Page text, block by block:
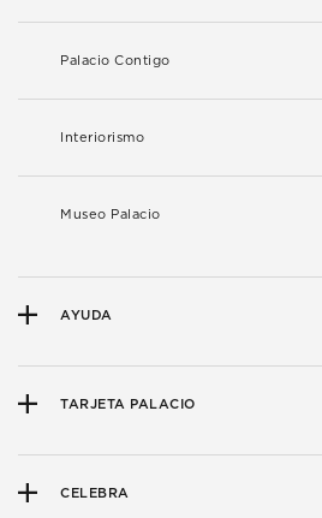
Palacio Contigo
Interiorismo
Museo Palacio
AYUDA
TARJETA PALACIO
CELEBRA